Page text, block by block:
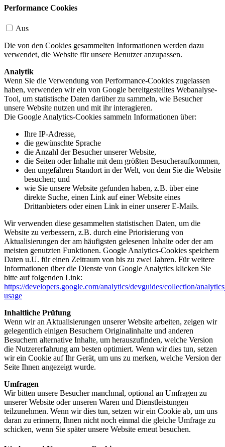
Performance Cookies
Aus
Die von den Cookies gesammelten Informationen werden dazu
verwendet, die Website für unsere Benutzer anzupassen.
Analytik
Wenn Sie die Verwendung von Performance-Cookies zugelassen
haben, verwenden wir ein von Google bereitgestelltes Webanalyse-
Tool, um statistische Daten darüber zu sammeln, wie Besucher
unsere Website nutzen und mit ihr interagieren.
Die Google Analytics-Cookies sammeln Informationen über:
Ihre IP-Adresse,
die gewünschte Sprache
die Anzahl der Besucher unserer Website,
die Seiten oder Inhalte mit dem größten Besucheraufkommen,
den ungefähren Standort in der Welt, von dem Sie die Website
besuchen; und
wie Sie unsere Website gefunden haben, z.B. über eine
direkte Suche, einen Link auf einer Website eines
Drittanbieters oder einen Link in einer unserer E-Mails.
Wir verwenden diese gesammelten statistischen Daten, um die
Website zu verbessern, z.B. durch eine Priorisierung von
Aktualisierungen der am häufigsten gelesenen Inhalte oder der am
meisten genutzten Funktionen. Google Analytics-Cookies speichern
Daten u.U. für einen Zeitraum von bis zu zwei Jahren. Für weitere
Informationen über die Dienste von Google Analytics klicken Sie
bitte auf folgenden Link:
https://developers.google.com/analytics/devguides/collection/
usage
Inhaltliche Prüfung
Wenn wir an Aktualisierungen unserer Website arbeiten, zeigen wir
gelegentlich einigen Besuchern Originalinhalte und anderen
Besuchern alternative Inhalte, um herauszufinden, welche Version
die Nutzererfahrung am besten optimiert. Wenn wir dies tun, setzen
wir ein Cookie auf Ihr Gerät, um uns zu merken, welche Version der
Seite Ihnen angezeigt wurde.
Umfragen
Wir bitten unsere Besucher manchmal, optional an Umfragen zu
unserer Website oder unseren Waren und Dienstleistungen
teilzunehmen. Wenn wir dies tun, setzen wir ein Cookie ab, um uns
daran zu erinnern, Ihnen nicht noch einmal die gleiche Umfrage zu
schicken, wenn Sie später unsere Website erneut besuchen.